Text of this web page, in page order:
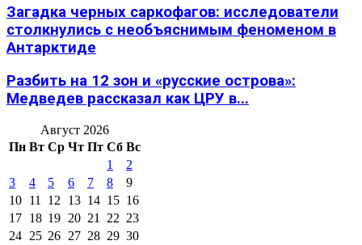
Загадка черных саркофагов: исследователи
столкнулись с необъяснимым феноменом в
Антарктиде
Разбить на 12 зон и «русские острова»:
Медведев рассказал как ЦРУ в...
Август 2026
Пн Вт Ср Чт Пт Сб Вс
1
2
3
4 5 6 7 8
9
10 11 12 13 14 15 16
17 18 19 20 21 22 23
24 25 26 27 28 29 30